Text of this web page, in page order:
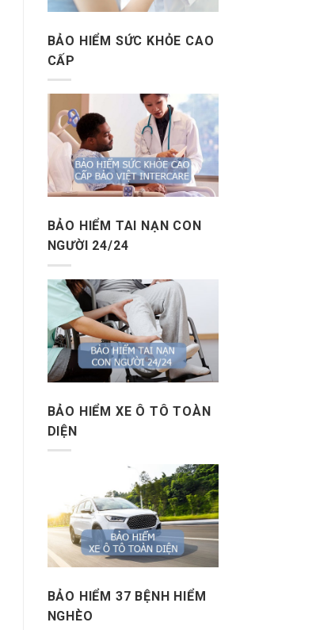
BẢO HIỂM SỨC KHỎE CAO
CẤP
BẢO HIỂM TAI NẠN CON
NGƯỜI 24/24
BẢO HIỂM XE Ô TÔ TOÀN
DIỆN
BẢO HIỂM 37 BỆNH HIỂM
NGHÈO